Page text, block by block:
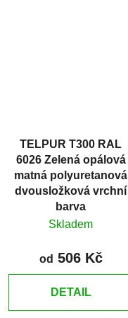
TELPUR T300 RAL
6026 Zelená opálová
matná polyuretanová
dvousložková vrchní
barva
Skladem
od 506 Kč
DETAIL